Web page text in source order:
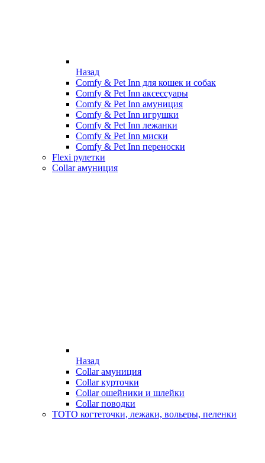
Назад
Comfy & Pet Inn для кошек и собак
Comfy & Pet Inn аксессуары
Comfy & Pet Inn амуниция
Comfy & Pet Inn игрушки
Comfy & Pet Inn лежанки
Comfy & Pet Inn миски
Comfy & Pet Inn переноски
Flexi рулетки
Collar амуниция
Назад
Collar амуниция
Collar курточки
Collar ошейники и шлейки
Collar поводки
ТОТО когтеточки, лежаки, вольеры, пеленки